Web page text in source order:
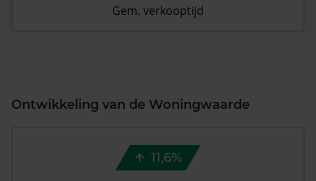
Gem. verkooptijd
Ontwikkeling van de Woningwaarde
11,6%